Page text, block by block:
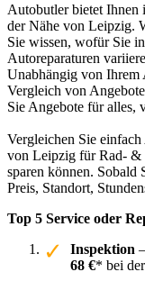
Autobutler bietet Ihnen
der Nähe von Leipzig.
Sie wissen, wofür Sie
Autoreparaturen
Unabhängig von Ihrem
Vergleich von
Sie Angebote für alles,
Vergleichen Sie
von Leipzig für Rad- &
sparen können. Sobald
Preis, Standort,
Top 5 Service oder
Inspektion
68 €* bei